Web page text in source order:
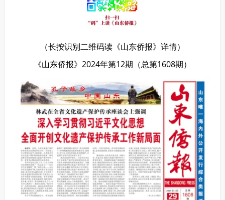
（长按识别二维码读《山东侨报》详情）
《山东侨报》2024年第12期（总第1608期）